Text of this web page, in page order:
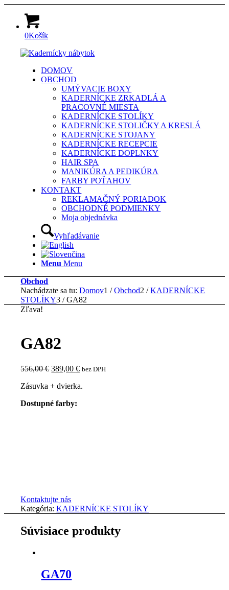
0Košík
DOMOV
OBCHOD
UMÝVACIE BOXY
KADERNÍCKE ZRKADLÁ A
PRACOVNÉ MIESTA
KADERNÍCKE STOLÍKY
KADERNÍCKE STOLIČKY A KRESLÁ
KADERNÍCKE STOJANY
KADERNÍCKE RECEPCIE
KADERNÍCKE DOPLNKY
HAIR SPA
MANIKÚRA A PEDIKÚRA
FARBY POŤAHOV
KONTAKT
REKLAMAČNÝ PORIADOK
OBCHODNÉ PODMIENKY
Moja objednávka
Vyhľadávanie
Menu Menu
Obchod
Nachádzate sa tu: Domov1 / Obchod2 / KADERNÍCKE
STOLÍKY3 / GA82
Zľava!
GA82
556,00€ Pôvodná
bola:
389,00€Aktuálna
je:
bez DPH
Zásuvka + dvierka.
Dostupné farby:
Kontaktujte nás
Kategória:KADERNÍCKE STOLÍKY
Súvisiace produkty
GA70